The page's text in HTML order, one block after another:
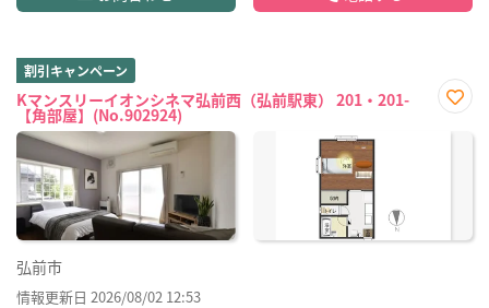
割引キャンペーン
Kマンスリーイオンシネマ弘前西（弘前駅東） 201・201-
【角部屋】(No.902924)
に入
弘前市
情報更新日 2026/08/02 12:53